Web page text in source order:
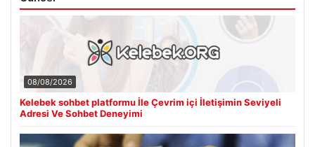
08/08/2026
Kelebek sohbet platformu İle Çevrim içi İletişimin Seviyeli
Adresi Ve Sohbet Deneyimi